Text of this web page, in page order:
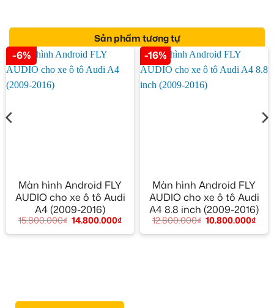
Sản phẩm tương tự
-6%
Màn hình Android FLY
AUDIO cho xe ô tô Audi
A4 (2009-2016)
15.800.000₫ 14.800.000₫
-16%
Màn hình Android FLY
AUDIO cho xe ô tô Audi
A4 8.8 inch (2009-2016)
12.800.000₫ 10.800.000₫